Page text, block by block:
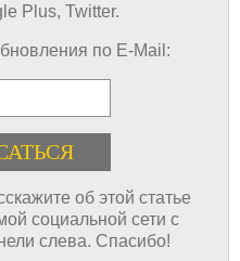
Plus, Twitter.
по E-Mail:
об этой статье
социальной сети с
слева. Спасибо!